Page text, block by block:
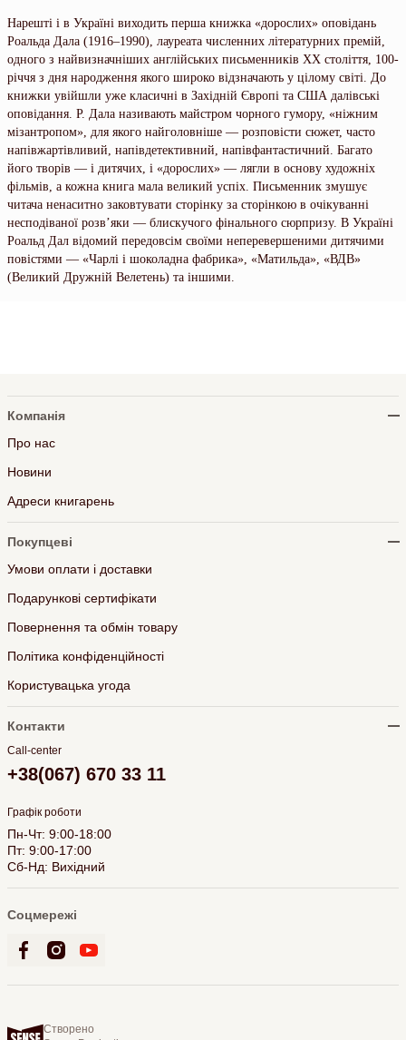
Нарешті і в Україні виходить перша книжка «дорослих» оповідань
Роальда Дала (1916–1990), лауреата численних літературних премій,
одного з найвизначніших англійських письменників ХХ століття, 100-
річчя з дня народження якого широко відзначають у цілому світі. До
книжки увійшли уже класичні в Західній Європі та США далівські
оповідання. Р. Дала називають майстром чорного гумору, «ніжним
мізантропом», для якого найголовніше — розповісти сюжет, часто
напівжартівливий, напівдетективний, напівфантастичний. Багато
його творів — і дитячих, і «дорослих» — лягли в основу художніх
фільмів, а кожна книга мала великий успіх. Письменник змушує
читача ненаситно заковтувати сторінку за сторінкою в очікуванні
несподіваної розв’яки — блискучого фінального сюрпризу. В Україні
Роальд Дал відомий передовсім своїми неперевершеними дитячими
повістями — «Чарлі і шоколадна фабрика», «Матильда», «ВДВ»
(Великий Дружній Велетень) та іншими.
Компанія
Про нас
Новини
Адреси книгарень
Покупцеві
Умови оплати і доставки
Подарункові сертифікати
Повернення та обмін товару
Політика конфіденційності
Користувацька угода
Контакти
Call-center
+38(067) 670 33 11
Графік роботи
Пн-Чт: 9:00-18:00
Пт: 9:00-17:00
Сб-Нд: Вихідний
Соцмережі
Створено